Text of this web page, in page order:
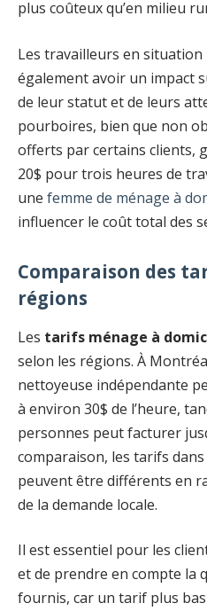
plus coûteux qu’en milieu
Les travailleurs en
également avoir un impact
de leur statut et de leurs
pourboires, bien que non
offerts par certains clients,
20$ pour trois heures de
une femme de ménage à
influencer le coût total des
Comparaison des
régions
Les tarifs ménage à
selon les régions. À
nettoyeuse indépendante
à environ 30$ de l’heure,
personnes peut facturer
comparaison, les tarifs
peuvent être différents en
de la demande locale.
Il est essentiel pour les
et de prendre en compte la
fournis, car un tarif plus